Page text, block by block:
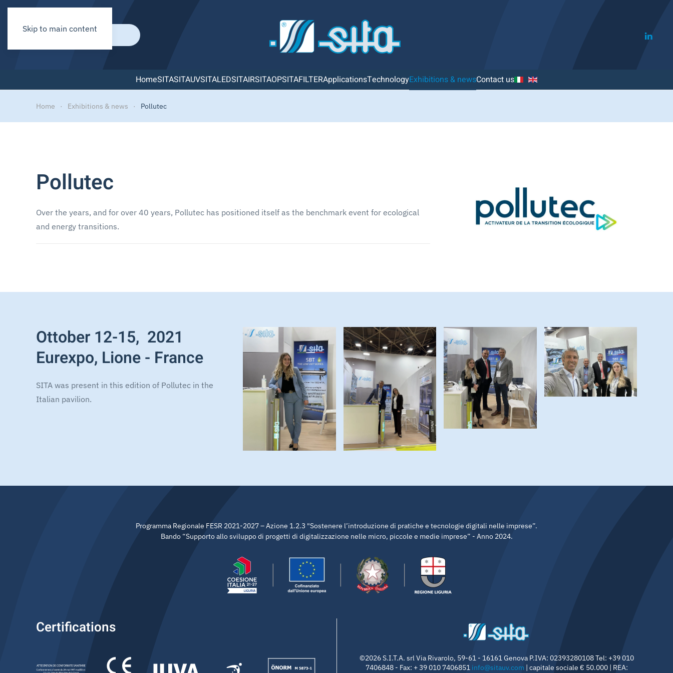
Skip to main content
HomeSITASITAUVSITALEDSITAIRSITAOPSITAFILTERApplicationsTechnologyExhibitions & newsContact us
Home Exhibitions & news Pollutec
Pollutec
Over the years, and for over 40 years, Pollutec has positioned itself as the benchmark event for ecological
and energy transitions.
Ottober 12-15, 2021
Eurexpo, Lione - France
SITA was present in this edition of Pollutec in the
Italian pavilion.
ingrandisci ingrandisci
ingrandisci
ingrandisci
Programma Regionale FESR 2021-2027 – Azione 1.2.3 "Sostenere l’introduzione di pratiche e tecnologie digitali nelle imprese”.
Bando “Supporto allo sviluppo di progetti di digitalizzazione nelle micro, piccole e medie imprese” - Anno 2024.
Certifications
©2026 S.I.T.A. srl Via Rivarolo, 59-61 - 16161 Genova P.IVA: 02393280108 Tel: +39 010
7406848 - Fax: + 39 010 7406851 info@sitauv.com | capitale sociale € 50.000 | REA: